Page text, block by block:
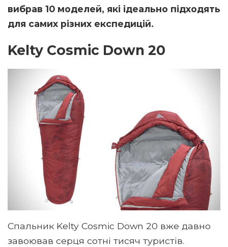
вибрав 10 моделей, які ідеально підходять
для самих різних експедицій.
Kelty Cosmic Down 20
Спальник Kelty Cosmic Down 20 вже давно
завоював серця сотні тисяч туристів.